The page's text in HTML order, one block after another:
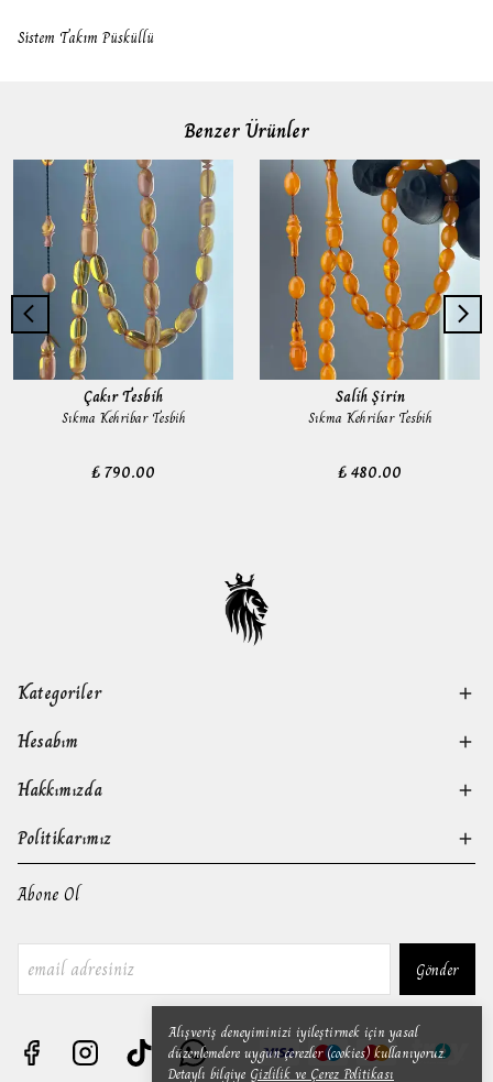
Alışveriş deneyiminizi iyileştirmek için yasal
düzenlemelere uygun çerezler (cookies) kullanıyoruz.
Detaylı bilgiye Gizlilik ve Çerez Politikası
Sistem Takım Püsküllü
Benzer Ürünler
Çakır Tesbih
Sıkma Kehribar Tesbih
₺ 790.00
Salih Şirin
Sıkma Kehribar Tesbih
₺ 480.00
Kategoriler
Hesabım
Hakkımızda
Politikarımız
Abone Ol
Gönder